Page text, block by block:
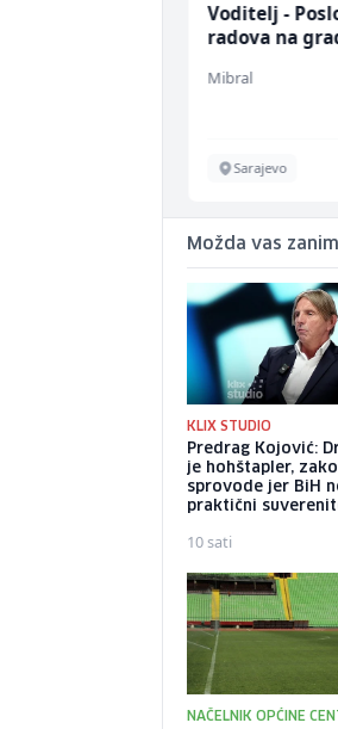
Voditelj -
radova na
Mibral
Sarajevo
Možda vas
KLIX STUDIO
Predrag Kojović:
je hohštapler,
sprovode jer BiH
praktični
10 sati
NAČELNIK OPĆINE